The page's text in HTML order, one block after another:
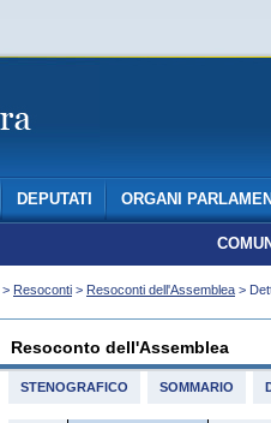
DEPUTATI ORGANI
> Resoconti > Resoconti dell'Assemblea >
Resoconto dell'Assemblea
STENOGRAFICO SOMMARIO